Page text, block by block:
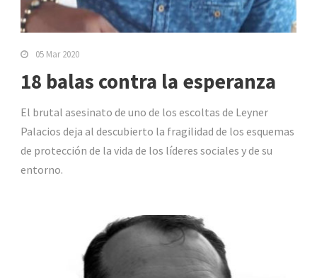
05 Mar 2020
18 balas contra la esperanza
El brutal asesinato de uno de los escoltas de Leyner
Palacios deja al descubierto la fragilidad de los esquemas
de protección de la vida de los líderes sociales y de su
entorno.